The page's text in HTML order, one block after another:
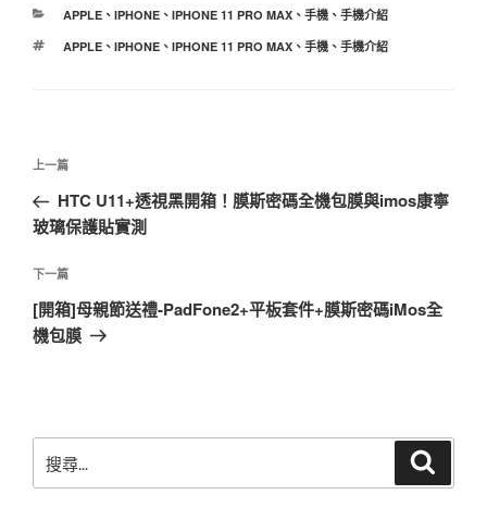
分
APPLE、 IPHONE、 IPHONE 11 PRO MAX、 手機、 手機介紹
標
APPLE、 IPHONE、 IPHONE 11 PRO MAX、 手機、 手機介紹
文
導
覽
上
一
篇
章
上一篇
HTC U11+透視黑開箱！膜斯密碼全機包膜與imos康寧
玻璃保護貼實測
下
一
篇
下一篇
[開箱]母親節送禮-PadFone2+平板套件+膜斯密碼iMos全
機包膜
尋